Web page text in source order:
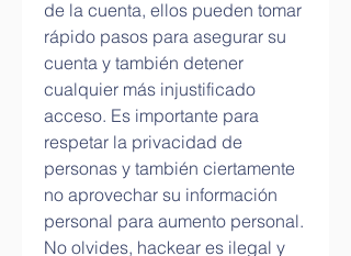
de la cuenta, ellos pueden tomar
rápido pasos para asegurar su
cuenta y también detener
cualquier más injustificado
acceso. Es importante para
respetar la privacidad de
personas y también ciertamente
no aprovechar su información
personal para aumento personal.
No olvides, hackear es ilegal y